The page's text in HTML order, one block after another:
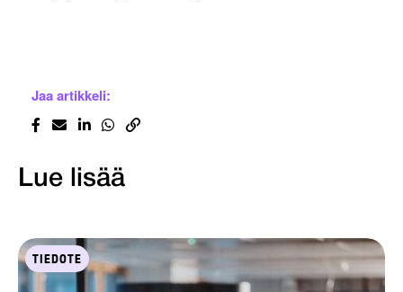
Jaa artikkeli:
Lue lisää
TIEDOTE